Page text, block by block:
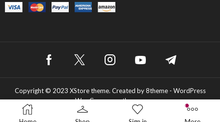
Copyright © 2023 XStore theme. Created by 8theme - WordPress
WooCommerce themes.